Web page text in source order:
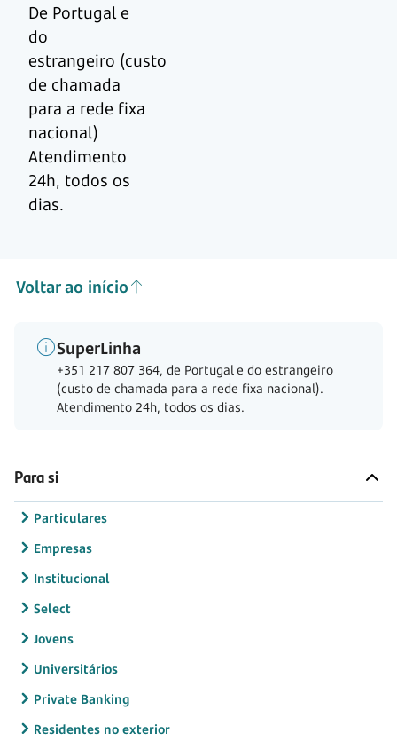
De Portugal e
do
estrangeiro (custo
de chamada
para a rede fixa
nacional)
Atendimento
24h, todos os
dias.
Voltar ao início
SuperLinha
+351 217 807 364, de Portugal e do estrangeiro
(custo de chamada para a rede fixa nacional).
Atendimento 24h, todos os dias.
Para si
Particulares
Empresas
Institucional
Select
Jovens
Universitários
Private Banking
Residentes no exterior